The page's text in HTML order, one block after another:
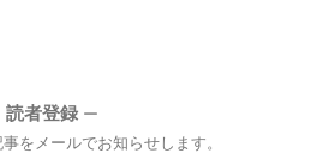
読者登録 ー
をメールでお知らせします。